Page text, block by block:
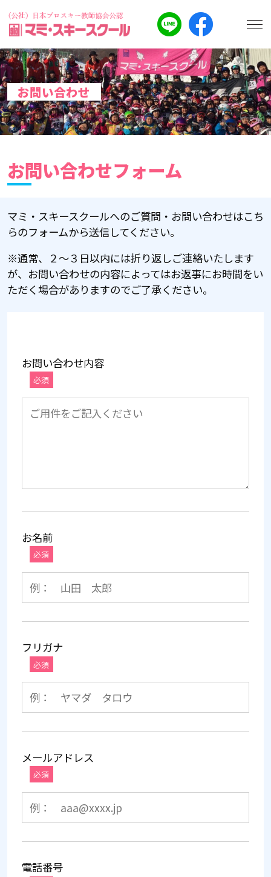
お問い合わせ
お問い合わせフォーム
マミ・スキースクールへのご質問・お問い合わせはこち
らのフォームから送信してください。
※通常、２～３日以内には折り返しご連絡いたします
が、お問い合わせの内容によってはお返事にお時間をい
ただく場合がありますのでご了承ください。
お問い合わせ内容
必須
お名前
必須
フリガナ
必須
メールアドレス
必須
電話番号